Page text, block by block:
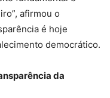
afirmou o
é hoje
democrático.
da